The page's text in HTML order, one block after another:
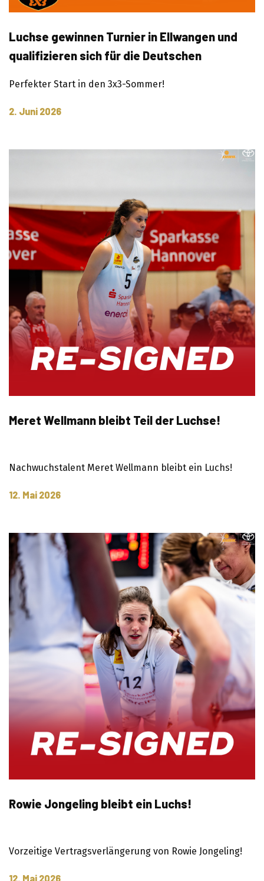
Luchse gewinnen Turnier in Ellwangen und
qualifizieren sich für die Deutschen
Perfekter Start in den 3x3-Sommer!
2. Juni 2026
Meret Wellmann bleibt Teil der Luchse!
Nachwuchstalent Meret Wellmann bleibt ein Luchs!
12. Mai 2026
Rowie Jongeling bleibt ein Luchs!
Vorzeitige Vertragsverlängerung von Rowie Jongeling!
12. Mai 2026